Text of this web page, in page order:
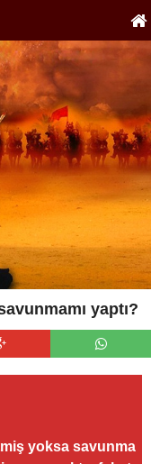
yaptı?
yoksa savunma